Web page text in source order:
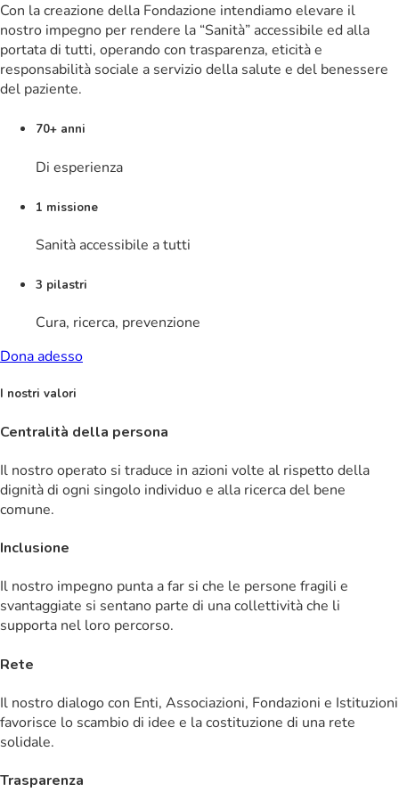
Con la creazione della Fondazione intendiamo elevare il
nostro impegno per rendere la “Sanità” accessibile ed alla
portata di tutti, operando con trasparenza, eticità e
responsabilità sociale a servizio della salute e del benessere
del paziente.
70+ anni
Di esperienza
1 missione
Sanità accessibile a tutti
3 pilastri
Cura, ricerca, prevenzione
Dona adesso
I nostri valori
Centralità della persona
Il nostro operato si traduce in azioni volte al rispetto della
dignità di ogni singolo individuo e alla ricerca del bene
comune.
Inclusione
Il nostro impegno punta a far si che le persone fragili e
svantaggiate si sentano parte di una collettività che li
supporta nel loro percorso.
Rete
Il nostro dialogo con Enti, Associazioni, Fondazioni e Istituzioni
favorisce lo scambio di idee e la costituzione di una rete
solidale.
Trasparenza